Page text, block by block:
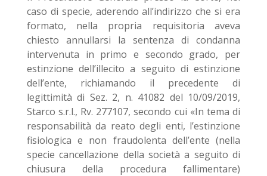
caso di specie, aderendo all’indirizzo che si era
formato, nella propria requisitoria aveva
chiesto annullarsi la sentenza di condanna
intervenuta in primo e secondo grado, per
estinzione dell’illecito a seguito di estinzione
dell’ente, richiamando il precedente di
legittimità di Sez. 2, n. 41082 del 10/09/2019,
Starco s.r.l., Rv. 277107, secondo cui «In tema di
responsabilità da reato degli enti, l’estinzione
fisiologica e non fraudolenta dell’ente (nella
specie cancellazione della società a seguito di
chiusura della procedura fallimentare)